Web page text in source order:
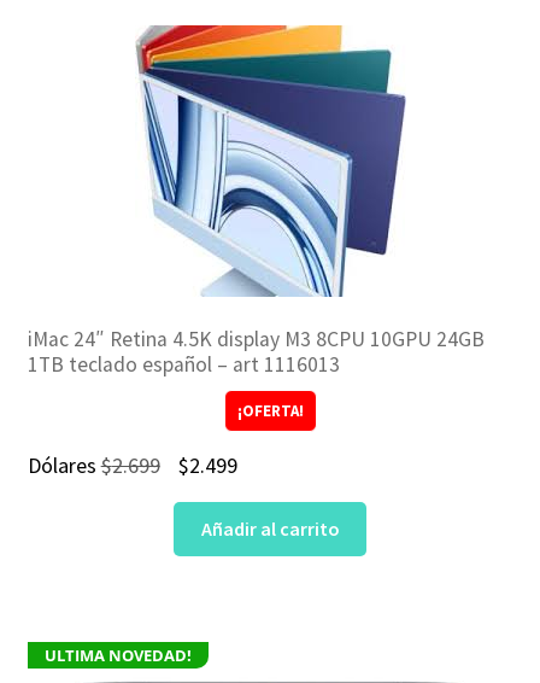
iMac 24″ Retina 4.5K display M3 8CPU 10GPU 24GB
1TB teclado español – art 1116013
¡OFERTA!
Dólares$2.699
El
precio
original
$2.499El
precio
actual
Añadir al carrito
ULTIMA NOVEDAD!